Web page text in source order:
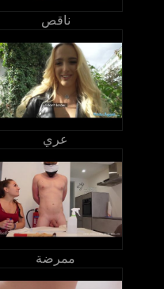
ناقص
عري
ممرضة